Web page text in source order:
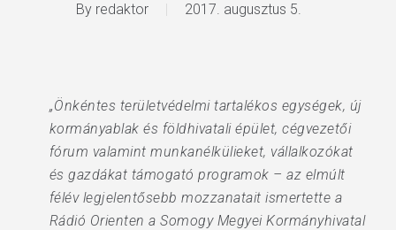
By redaktor 2017. augusztus 5.
„Önkéntes területvédelmi tartalékos egységek, új
kormányablak és földhivatali épület, cégvezetői
fórum valamint munkanélkülieket, vállalkozókat
és gazdákat támogató programok – az elmúlt
félév legjelentősebb mozzanatait ismertette a
Rádió Orienten a Somogy Megyei Kormányhivatal